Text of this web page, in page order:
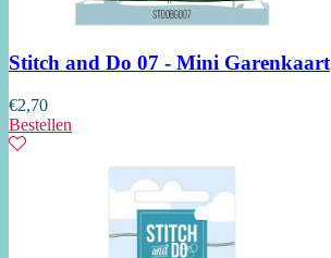
Stitch and Do 07 - Mini Garenkaart
€2,70
Bestellen